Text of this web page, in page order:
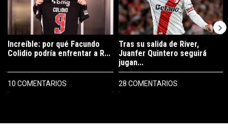
Increíble: por qué Facundo
Colidio podría enfrentar a R...
10 COMENTARIOS
Tras su salida de River,
Juanfer Quintero seguirá
jugan...
28 COMENTARIOS